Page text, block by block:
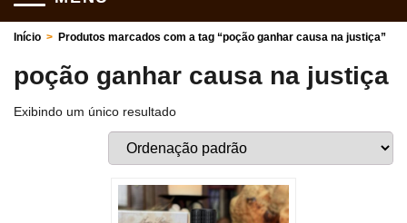
Início > Produtos marcados com a tag “poção ganhar causa na justiça”
poção ganhar causa na justiça
Exibindo um único resultado